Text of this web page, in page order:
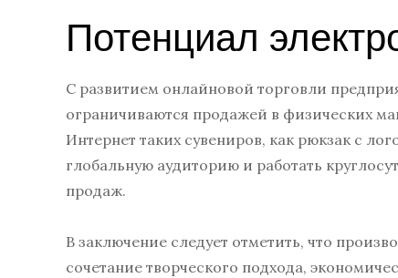
Потенциал
С развитием онлайновой торговли
ограничиваются продажей в физических
Интернет таких сувениров, как рюкзак с
глобальную аудиторию и работать
продаж.
В заключение следует отметить, что
сочетание творческого подхода,